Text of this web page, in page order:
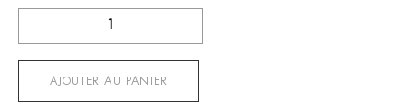
AJOUTER AU PANIER